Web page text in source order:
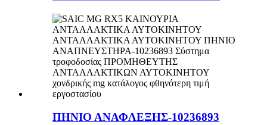
ΠΗΝΙΟ ΑΝΑΦΛΕΞΗΣ-10236893